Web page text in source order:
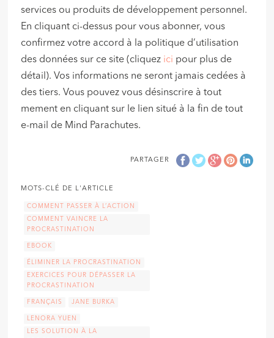
services ou produits de développement personnel.
En cliquant ci-dessus pour vous abonner, vous
confirmez votre accord à la politique d’utilisation
des données sur ce site (cliquez ici pour plus de
détail). Vos informations ne seront jamais cedées à
des tiers. Vous pouvez vous désinscrire à tout
mement en cliquant sur le lien situé à la fin de tout
e-mail de Mind Parachutes.
PARTAGER
MOTS-CLÉ DE L'ARTICLE
COMMENT PASSER À L’ACTION
COMMENT VAINCRE LA
PROCRASTINATION
EBOOK
ÉLIMINER LA PROCRASTINATION
EXERCICES POUR DÉPASSER LA
PROCRASTINATION
FRANÇAIS JANE BURKA
LENORA YUEN
LES SOLUTION À LA